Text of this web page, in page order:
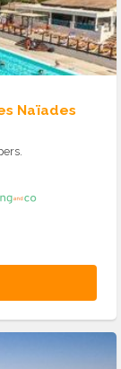
Naïades